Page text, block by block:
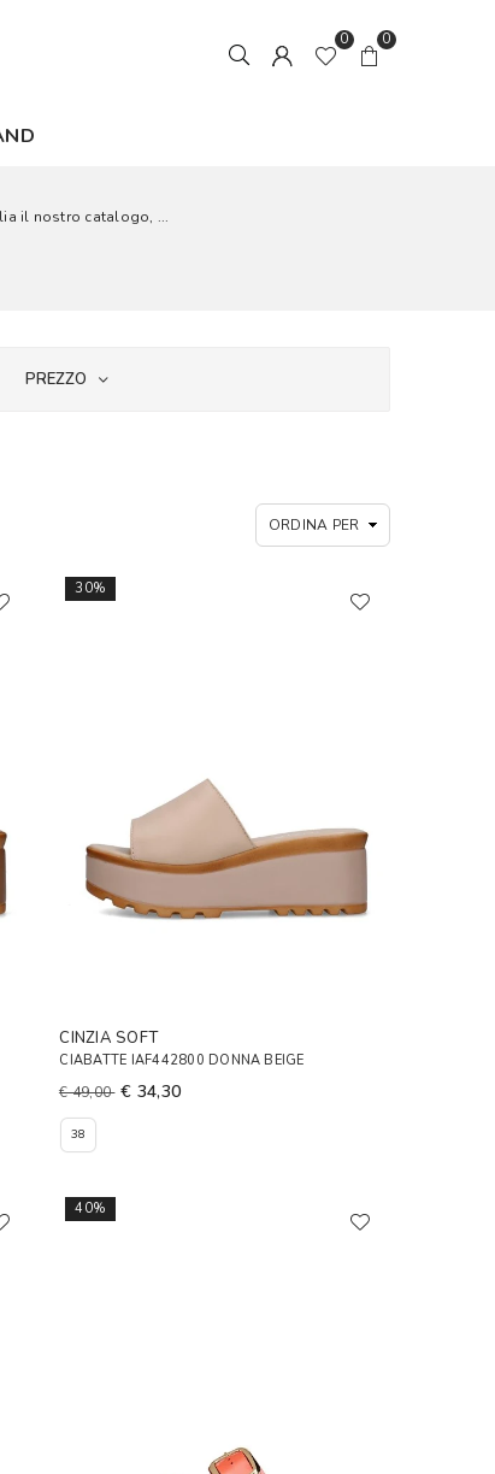
0 0
il nostro catalogo, ...
PREZZO
30%
CINZIA SOFT
CIABATTE IAF442800 DONNA BEIGE
€ 49,00 € 34,30
38
40%